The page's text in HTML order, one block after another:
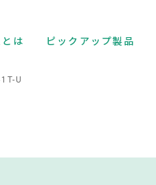
は ピックアップ製品
U